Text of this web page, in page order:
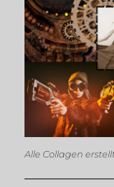
Alle Collagen